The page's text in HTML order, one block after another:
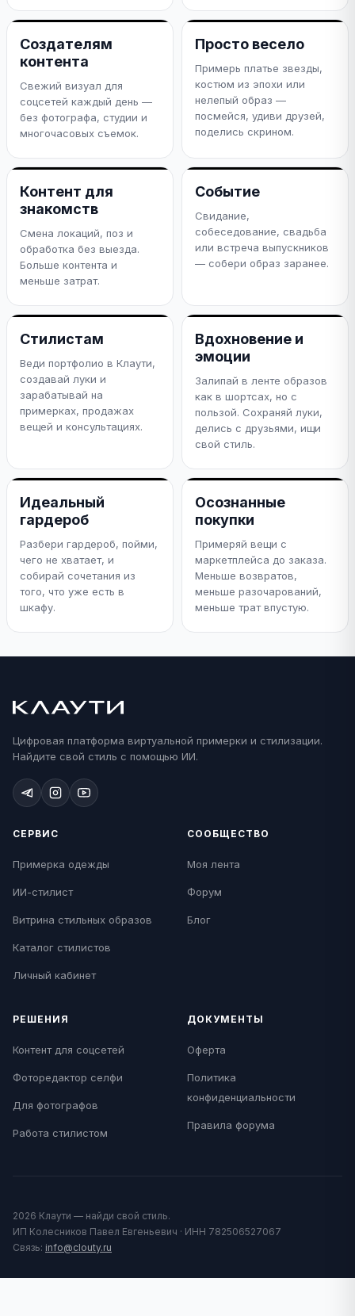
Создателям
контента
Свежий визуал для
соцсетей каждый день —
без фотографа, студии и
многочасовых съемок.
Просто весело
Примерь платье звезды,
костюм из эпохи или
нелепый образ —
посмейся, удиви друзей,
поделись скрином.
Контент для
знакомств
Смена локаций, поз и
обработка без выезда.
Больше контента и
меньше затрат.
Событие
Свидание,
собеседование, свадьба
или встреча выпускников
— собери образ заранее.
Стилистам
Веди портфолио в Клаути,
создавай луки и
зарабатывай на
примерках, продажах
вещей и консультациях.
Вдохновение и
эмоции
Залипай в ленте образов
как в шортсах, но с
пользой. Сохраняй луки,
делись с друзьями, ищи
свой стиль.
Идеальный
гардероб
Разбери гардероб, пойми,
чего не хватает, и
собирай сочетания из
того, что уже есть в
шкафу.
Осознанные
покупки
Примеряй вещи с
маркетплейса до заказа.
Меньше возвратов,
меньше разочарований,
меньше трат впустую.
Цифровая платформа виртуальной примерки и стилизации.
Найдите свой стиль с помощью ИИ.
СЕРВИС
Примерка одежды
ИИ-стилист
Витрина стильных образов
Каталог стилистов
Личный кабинет
СООБЩЕСТВО
Моя лента
Форум
Блог
РЕШЕНИЯ
Контент для соцсетей
Фоторедактор селфи
Для фотографов
Работа стилистом
ДОКУМЕНТЫ
Оферта
Политика
конфиденциальности
Правила форума
2026 Клаути — найди свой стиль.
ИП Колесников Павел Евгеньевич · ИНН 782506527067
Связь: info@clouty.ru